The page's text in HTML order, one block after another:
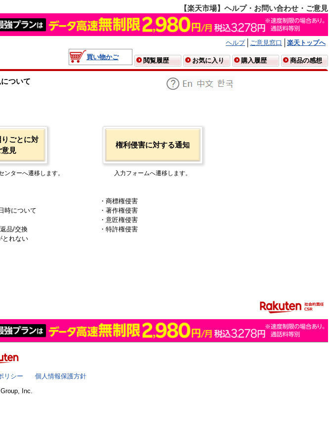
【楽天市場】ヘルプ・お問い合わせ・ご意見
ヘルプ ご意見窓口
楽天トップへ
買い物かご
閲覧履歴 お気に入り 購入履歴 商品の感想
ついて
ごとに対
見
ンターへ遷移します。
時について
品/交換
とれない
権利侵害に対する通知
入力フォームへ遷移します。
・商標権侵害
・著作権侵害
・意匠権侵害
・特許権侵害
リシー
個人情報保護方針
Inc.